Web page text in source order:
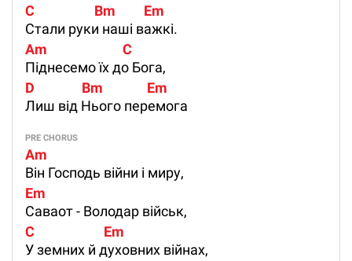
C                   Bm         Em
Стали руки наші важкі.
Am                        C
Піднесемо їх до Бога,
D               Bm              Em
Лиш від Нього перемога
PRE CHORUS
Am
Він Господь війни і миру,
Em
Саваот - Володар військ,
C                      Em
У земних й духовних війнах,